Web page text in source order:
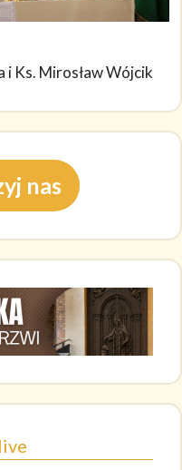
i Ks. Mirosław Wójcik
nas